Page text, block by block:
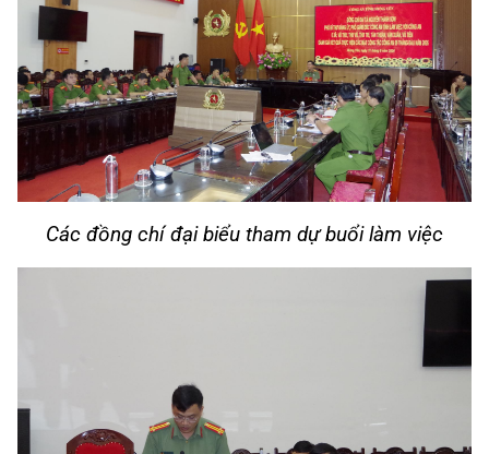
Các đồng chí đại biểu tham dự buổi làm việc